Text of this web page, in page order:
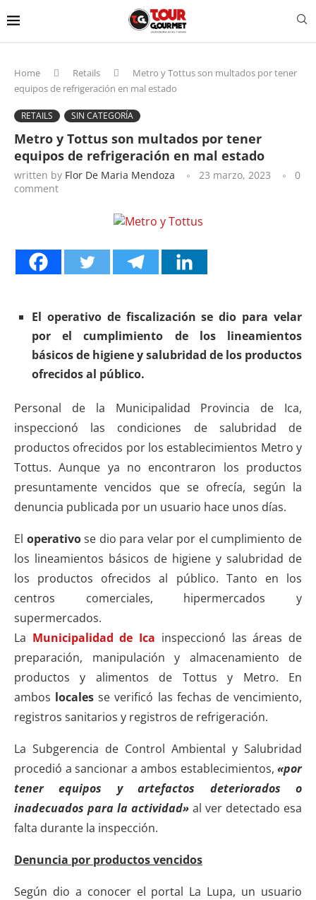
Home Retails
Metro y Tottus son multados por tener
equipos de refrigeración en mal estado
RETAILS SIN CATEGORÍA
Metro y Tottus son multados por tener
equipos de refrigeración en mal estado
written by Flor De Maria Mendoza 23 marzo, 2023
0
comment
El operativo de fiscalización se dio para velar
por el cumplimiento de los lineamientos
básicos de higiene y salubridad de los productos
ofrecidos al público.
Personal de la Municipalidad Provincia de Ica,
inspeccionó las condiciones de salubridad de
productos ofrecidos por los establecimientos Metro y
Tottus. Aunque ya no encontraron los productos
presuntamente vencidos que se ofrecía, según la
denuncia publicada por un usuario hace unos días.
El operativose dio para velar por el cumplimiento de
los lineamientos básicos de higiene y salubridad de
los productos ofrecidos al público. Tanto en los
centros comerciales, hipermercados y
supermercados.
La Municipalidad de Ica inspeccionó las áreas de
preparación, manipulación y almacenamiento de
productos y alimentos de Tottus y Metro. En
ambos localesse verificó las fechas de vencimiento,
registros sanitarios y registros de refrigeración.
La Subgerencia de Control Ambiental y Salubridad
procedió a sancionar a ambos establecimientos, «por
tener equipos y artefactos deteriorados o
inadecuados para la actividad» al ver detectado esa
falta durante la inspección.
Denuncia por productos vencidos
Según dio a conocer el portal La Lupa, un usuario